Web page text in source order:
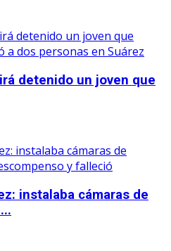
detenido un joven que
instalaba cámaras de